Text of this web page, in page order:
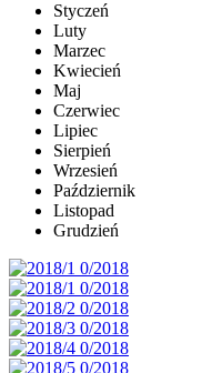
Styczeń
Luty
Marzec
Kwiecień
Maj
Czerwiec
Lipiec
Sierpień
Wrzesień
Październik
Listopad
Grudzień